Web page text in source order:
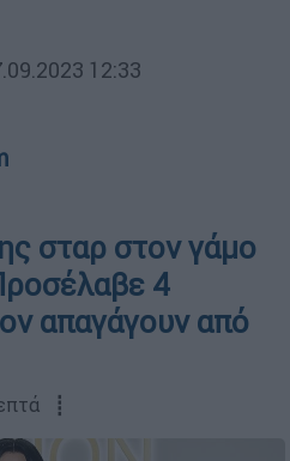
12:33
σταρ στον γάμο
4
απαγάγουν από
┋